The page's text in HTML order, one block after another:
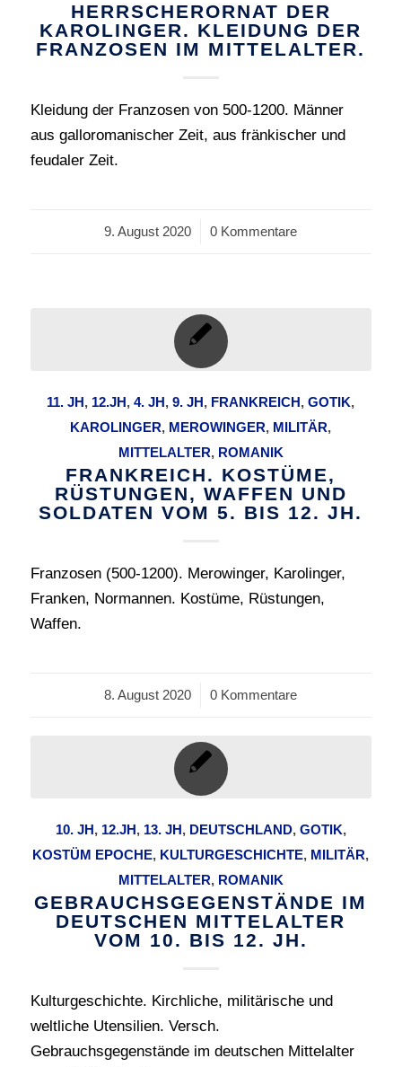
HERRSCHERORNAT DER
KAROLINGER. KLEIDUNG DER
FRANZOSEN IM MITTELALTER.
Kleidung der Franzosen von 500-1200. Männer
aus galloromanischer Zeit, aus fränkischer und
feudaler Zeit.
9. August 2020
/ 0 Kommentare
11. JH, 12.JH,4. JH,9. JH, FRANKREICH,GOTIK,
KAROLINGER, MEROWINGER, MILITÄR,
MITTELALTER, ROMANIK
FRANKREICH. KOSTÜME,
RÜSTUNGEN, WAFFEN UND
SOLDATEN VOM 5. BIS 12. JH.
Franzosen (500-1200). Merowinger, Karolinger,
Franken, Normannen. Kostüme, Rüstungen,
Waffen.
8. August 2020
/ 0 Kommentare
10. JH, 12.JH, 13. JH, DEUTSCHLAND, GOTIK,
KOSTÜM EPOCHE, KULTURGESCHICHTE, MILITÄR,
MITTELALTER, ROMANIK
GEBRAUCHSGEGENSTÄNDE IM
DEUTSCHEN MITTELALTER
VOM 10. BIS 12. JH.
Kulturgeschichte. Kirchliche, militärische und
weltliche Utensilien. Versch.
Gebrauchsgegenstände im deutschen Mittelalter